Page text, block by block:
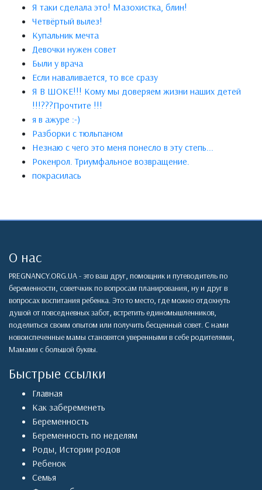
Я таки сделала это! Мазохистка, блин!
Четвёртый вылез!
Купальник мечта
Девочки нужен совет
Были у врача
Если наваливается, то все сразу
Я В ШОКЕ!!! Кому мы доверяем жизни наших детей
!!!???Прочтите !!!
я в ажуре :-)
Разборки с тюльпаном
Незнаю с чего это меня понесло в эту степь...
Рокенрол. Триумфальное возвращение.
покрасилась
О нас
PREGNANCY.ORG.UA - это ваш друг, помощник и путеводитель по
беременности, советчкик по вопросам планирования, ну и друг в
вопросах воспитания ребенка. Это то место, где можно отдохнуть
душой от повседневных забот, встретить единомышленников,
поделиться своим опытом или получить бесценный совет. С нами
новоиспеченные мамы становятся уверенными в себе родителями,
Мамами с большой буквы.
Быстрые ссылки
Главная
Как забеременеть
Беременность
Беременность по неделям
Роды, Истории родов
Ребенок
Семья